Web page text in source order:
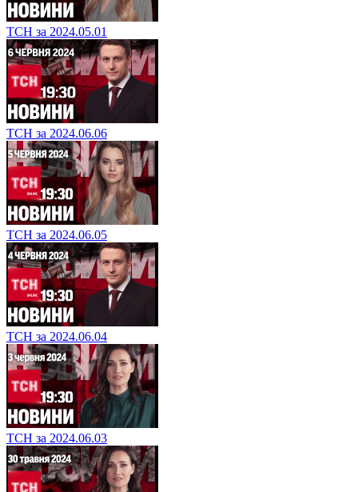
ТСН за 2024.05.01
ТСН за 2024.06.06
ТСН за 2024.06.05
ТСН за 2024.06.04
ТСН за 2024.06.03